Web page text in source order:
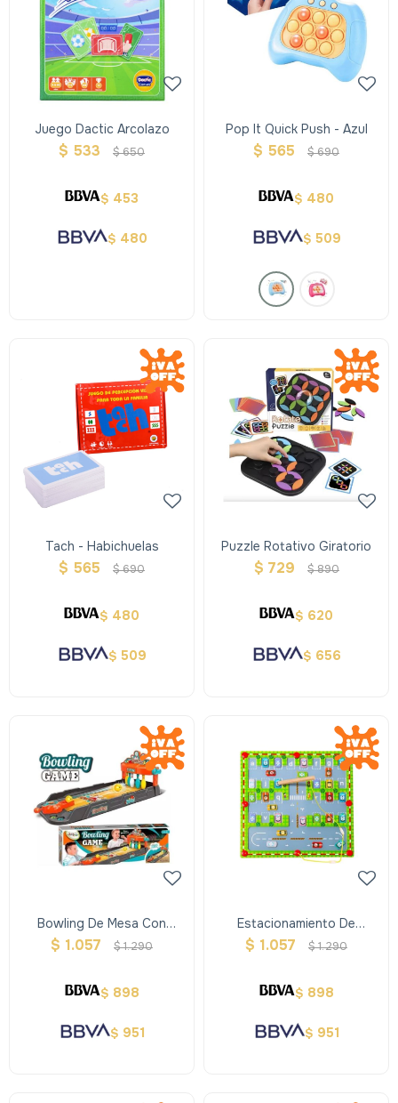
Juego Dactic Arcolazo
$ 533 $650
$ 453
$ 480
Pop It Quick Push - Azul
$ 565 $690
$ 480
$ 509
Tach - Habichuelas
$ 565 $690
$ 480
$ 509
Puzzle Rotativo Giratorio
$ 729 $890
$ 620
$ 656
Bowling De Mesa Con
Sonido Y Luces
$ 1.057 $1.290
$ 898
$ 951
Estacionamiento De
Alfabeto Laberinto Autos
$ 1.057 $1.290
$ 898
$ 951